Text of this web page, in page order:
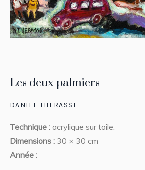
Les deux palmiers
DANIEL THERASSE
Technique : acrylique sur toile.
Dimensions : 30 × 30 cm
Année :